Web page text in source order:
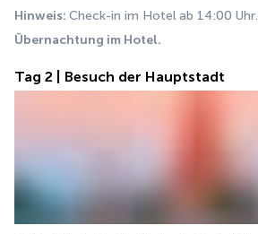
Hinweis: Check-in im Hotel ab 14:00 Uhr.
Übernachtung im Hotel.
Tag 2 | Besuch der Hauptstadt